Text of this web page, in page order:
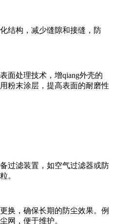
结构，减少缝隙和接缝，防
面处理技术，增qiang外壳的
粉末涂层，提高表面的耐磨性
过滤装置，如空气过滤器或防
。
换，确保长期的防尘效果。例
网，便于维护。